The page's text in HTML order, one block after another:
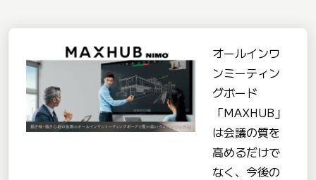
オールインワ
ンミーティン
グボード
「MAXHUB」
は会議の質を
高めるだけで
なく、今後の